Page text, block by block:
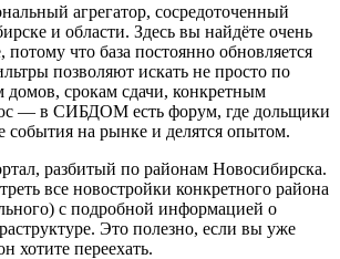
агрегатор, сосредоточенный
и области. Здесь вы найдёте очень
что база постоянно обновляется
позволяют искать не просто по
домов, срокам сдачи, конкретным
— в СИБДОМ есть форум, где дольщики
события на рынке и делятся опытом.
разбитый по районам Новосибирска.
все новостройки конкретного района
с подробной информацией о
Это полезно, если вы уже
хотите переехать.